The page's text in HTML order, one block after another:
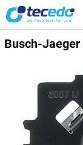
Busch-Jaeger